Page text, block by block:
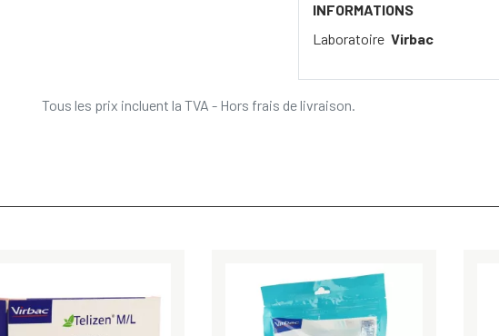
INFORMATIONS
Laboratoire Virbac
Tous les prix incluent la TVA - Hors frais de livraison.